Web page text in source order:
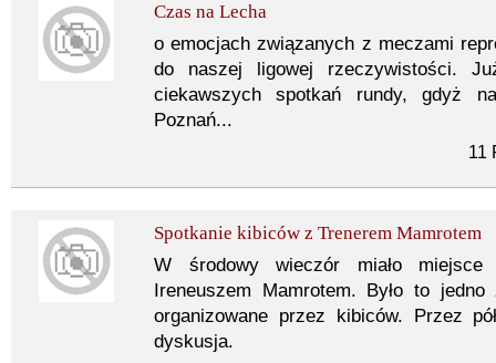
Czas na Lecha
o emocjach związanych z meczami
do naszej ligowej rzeczywistości.
ciekawszych spotkań rundy, gdyż
Poznań...
11
Spotkanie kibiców z Trenerem Mamrotem
W środowy wieczór miało
Ireneuszem Mamrotem. Było to
organizowane przez kibiców. Przez
dyskusja.